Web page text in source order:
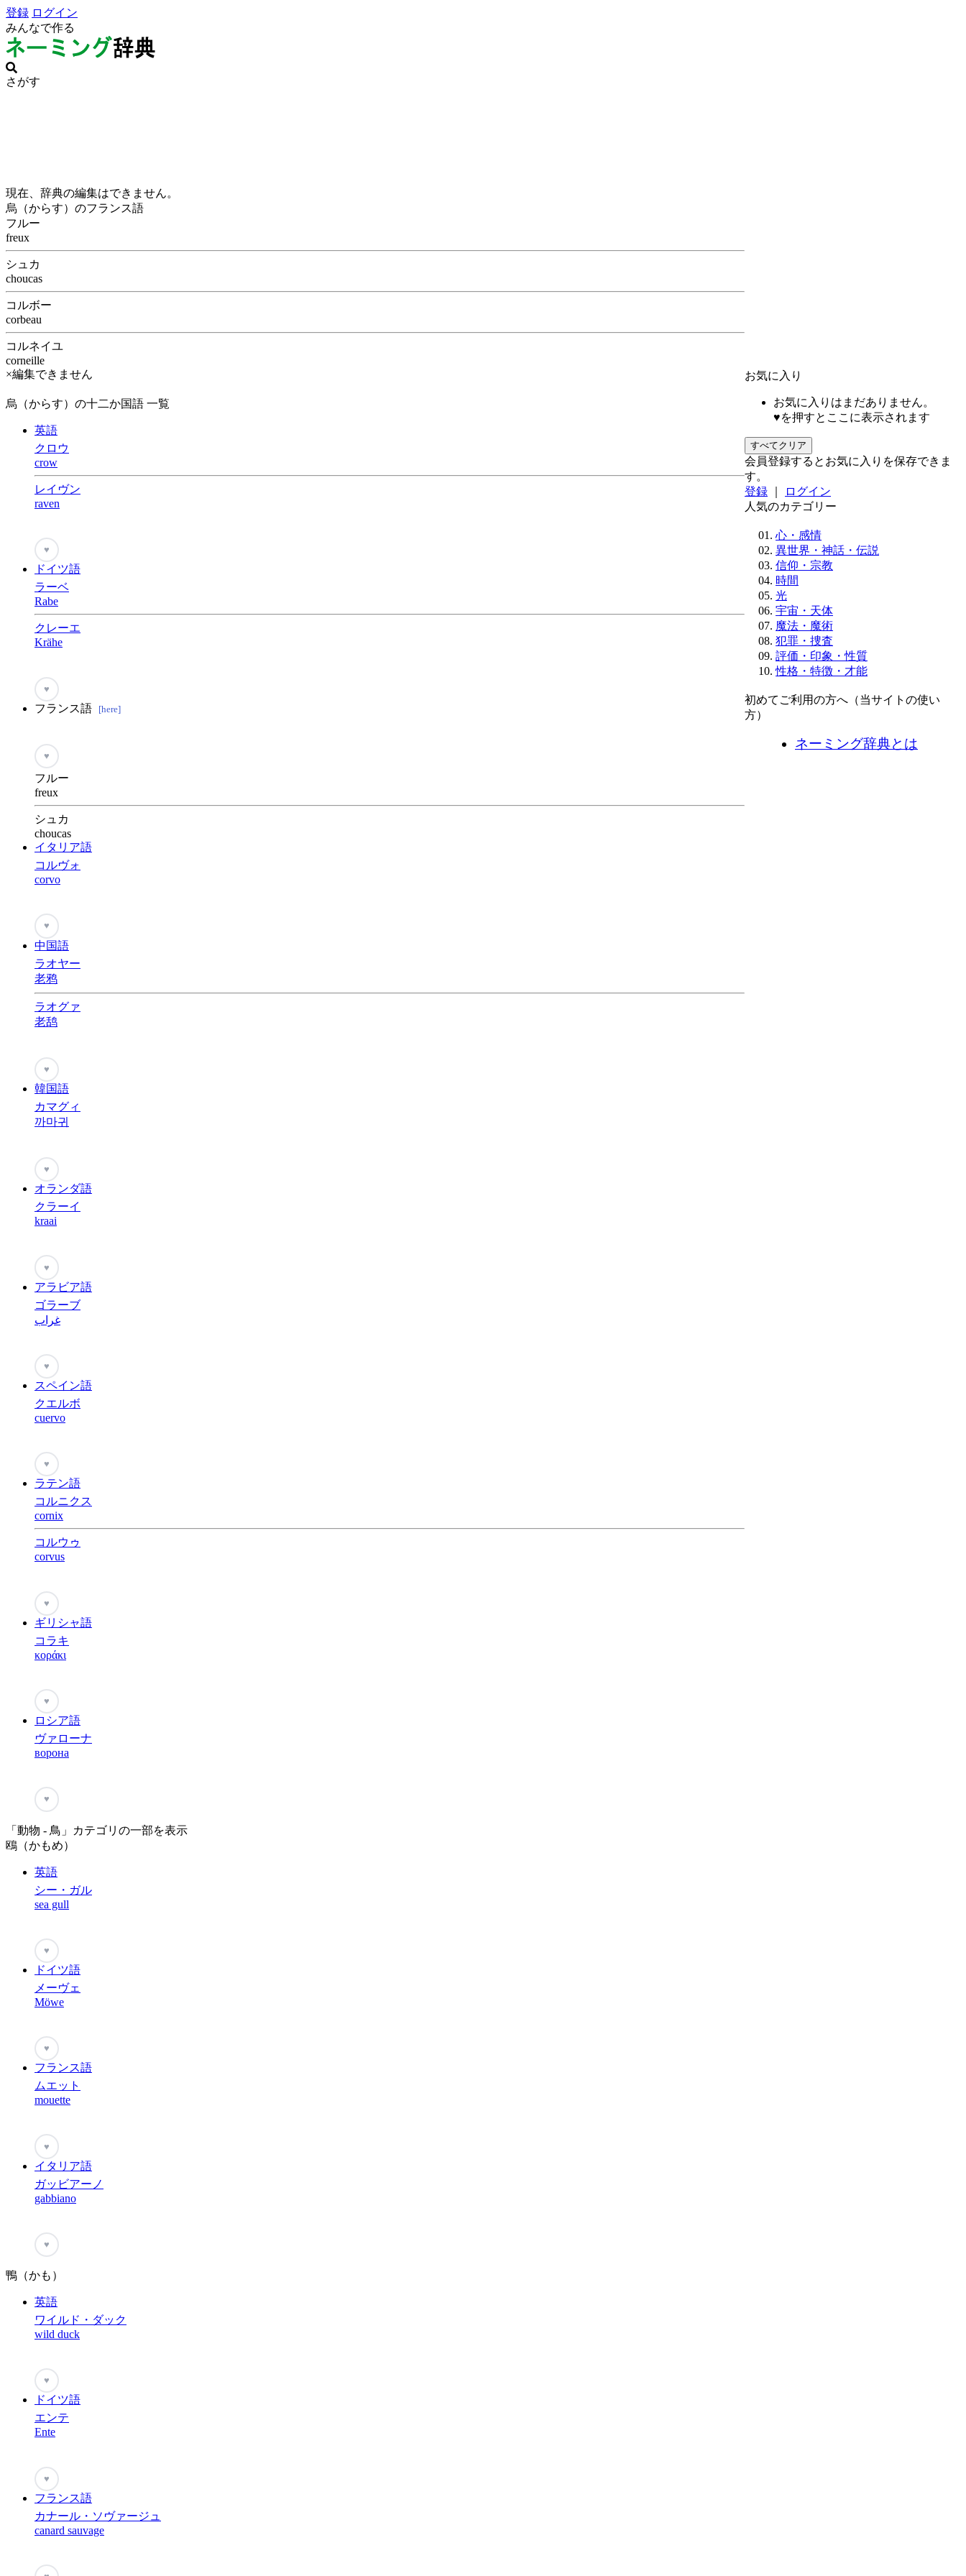
登録 ログイン
みんなで作る
さがす
現在、辞典の編集はできません。
烏（からす）のフランス語
フルー
freux
シュカ
choucas
コルボー
corbeau
コルネイユ
corneille
×編集できません
烏（からす）の十二か国語 一覧
英語
クロウ
crow
レイヴン
raven
♥
ドイツ語
ラーベ
Rabe
クレーエ
Krähe
♥
フランス語 [here]
♥
フルー
freux
シュカ
choucas
イタリア語
コルヴォ
corvo
♥
中国語
ラオヤー
老鸦
ラオグァ
老鸹
♥
韓国語
カマグィ
까마귀
♥
オランダ語
クラーイ
kraai
♥
アラビア語
ゴラーブ
غراب
♥
スペイン語
クエルボ
cuervo
♥
ラテン語
コルニクス
cornix
コルウゥ
corvus
♥
ギリシャ語
コラキ
κοράκι
♥
ロシア語
ヴァローナ
ворона
♥
「動物 - 鳥」カテゴリの一部を表示
鴎（かもめ）
英語
シー・ガル
sea gull
♥
ドイツ語
メーヴェ
Möwe
♥
フランス語
ムエット
mouette
♥
イタリア語
ガッビアーノ
gabbiano
♥
鴨（かも）
英語
ワイルド・ダック
wild duck
♥
ドイツ語
エンテ
Ente
♥
フランス語
カナール・ソヴァージュ
canard sauvage
お気に入り
お気に入りはまだありません。
♥を押すとここに表示されます
すべてクリア
会員登録するとお気に入りを保存できま
す。
登録
ログイン
人気のカテゴリー
心・感情
異世界・神話・伝説
信仰・宗教
時間
光
宇宙・天体
魔法・魔術
犯罪・捜査
評価・印象・性質
性格・特徴・才能
初めてご利用の方へ（当サイトの使い
方）
ネーミング辞典とは